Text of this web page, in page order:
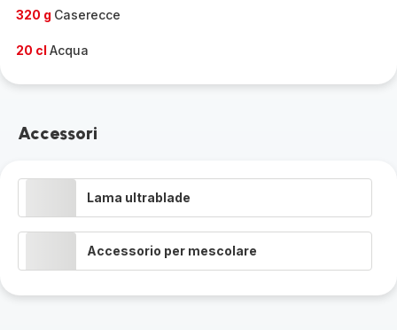
320 g Caserecce
20 cl Acqua
Accessori
Lama ultrablade
Accessorio per mescolare